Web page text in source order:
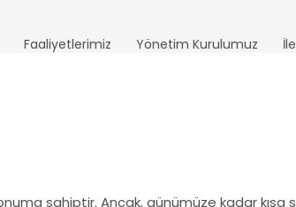
Faaliyetlerimiz Yönetim Kurulumuz
sahiptir. Ancak, günümüze kadar kısa